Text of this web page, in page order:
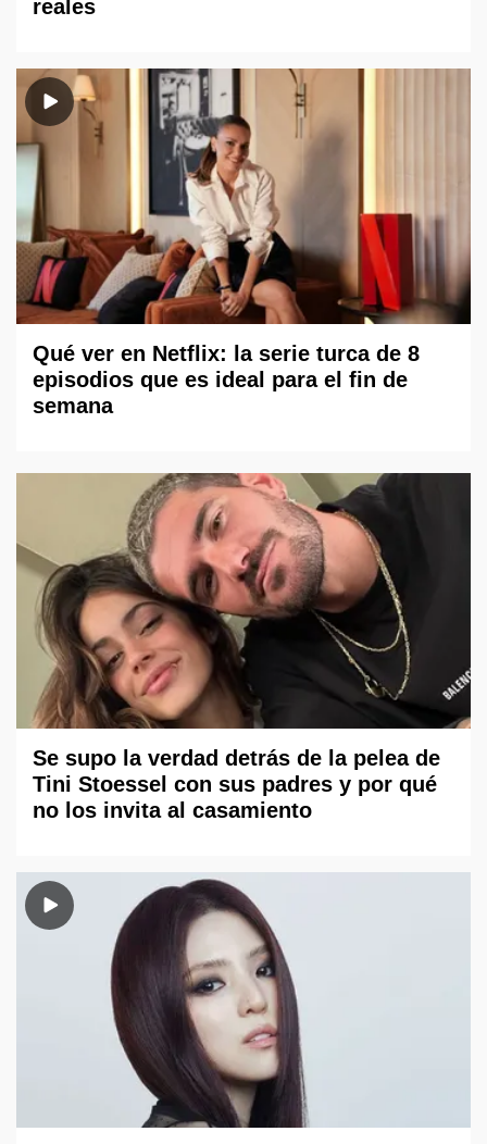
reales
Qué ver en Netflix: la serie turca de 8
episodios que es ideal para el fin de
semana
Se supo la verdad detrás de la pelea de
Tini Stoessel con sus padres y por qué
no los invita al casamiento